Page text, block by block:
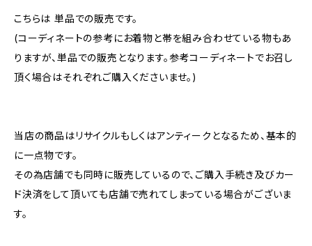
こちらは 単品での販売です。
(コーディネートの参考にお着物と帯を組み合わせている物もあ
りますが、単品での販売となります。参考コーディネートでお召し
頂く場合はそれぞれご購入くださいませ。)
当店の商品はリサイクルもしくはアンティークとなるため、基本的
に一点物です。
その為店舗でも同時に販売しているので、ご購入手続き及びカー
ド決済をして頂いても店舗で売れてしまっている場合がございま
す。